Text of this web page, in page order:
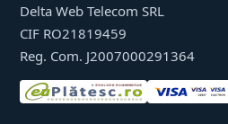
Delta Web Telecom SRL
CIF RO21819459
Reg. Com. J2007000291364